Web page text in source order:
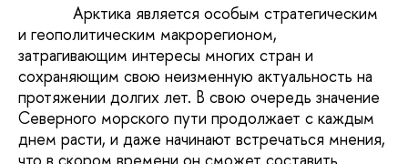
Арктика является особым стратегическим
и геополитическим макрорегионом,
затрагивающим интересы многих стран и
сохраняющим свою неизменную актуальность на
протяжении долгих лет. В свою очередь значение
Северного морского пути продолжает с каждым
днем расти, и даже начинают встречаться мнения,